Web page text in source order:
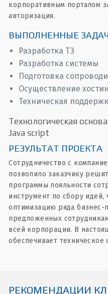
корпоративным порталом
авторизация.
ВЫПОЛНЕННЫЕ
Разработка ТЗ
Разработка системы
Подготовка
Осуществление
Техническая
Технологическая
Java script
РЕЗУЛЬТАТ ПРОЕКТА
Сотрудничество с
позволило заказчику
программы лояльности
инструмент по сбору идей,
оптимизацию ряда бизнес-
предложенных
всей корпорации. В
обеспечивает
РЕКОМЕНДАЦИИ